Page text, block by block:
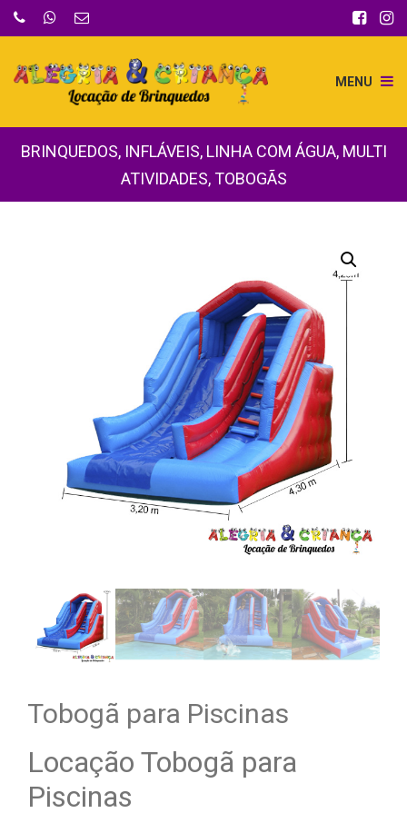
MENU
BRINQUEDOS, INFLÁVEIS, LINHA COM ÁGUA, MULTI
ATIVIDADES,TOBOGÃS
Tobogã para Piscinas
Locação Tobogã para
Piscinas